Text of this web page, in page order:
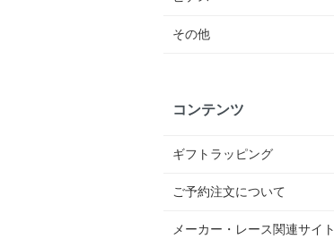
その他
コンテンツ
ギフトラッピング
ご予約注文について
メーカー・レース関連サイト